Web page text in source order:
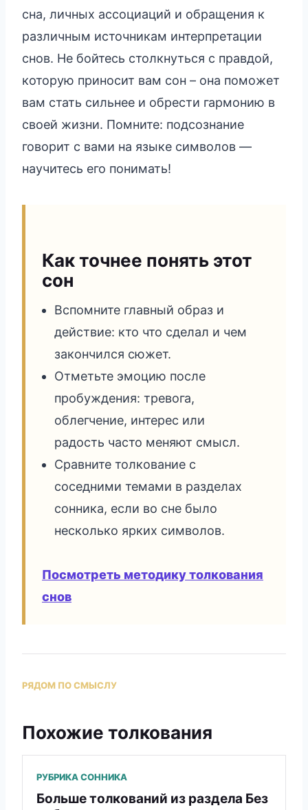
сна, личных ассоциаций и обращения к
различным источникам интерпретации
снов. Не бойтесь столкнуться с правдой,
которую приносит вам сон – она поможет
вам стать сильнее и обрести гармонию в
своей жизни. Помните: подсознание
говорит с вами на языке символов —
научитесь его понимать!
Как точнее понять этот
сон
Вспомните главный образ и
действие: кто что сделал и чем
закончился сюжет.
Отметьте эмоцию после
пробуждения: тревога,
облегчение, интерес или
радость часто меняют смысл.
Сравните толкование с
соседними темами в разделах
сонника, если во сне было
несколько ярких символов.
Посмотреть методику толкования
снов
РЯДОМ ПО СМЫСЛУ
Похожие толкования
РУБРИКА СОННИКА
Больше толкований из раздела Без